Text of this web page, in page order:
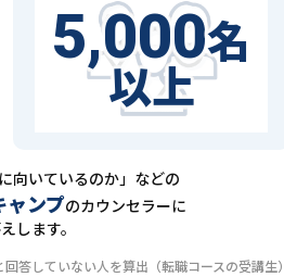
5,000名
以上
向いているのか」などの
ャンプのカウンセラーに
します。
していない人を算出（転職コースの受講生）